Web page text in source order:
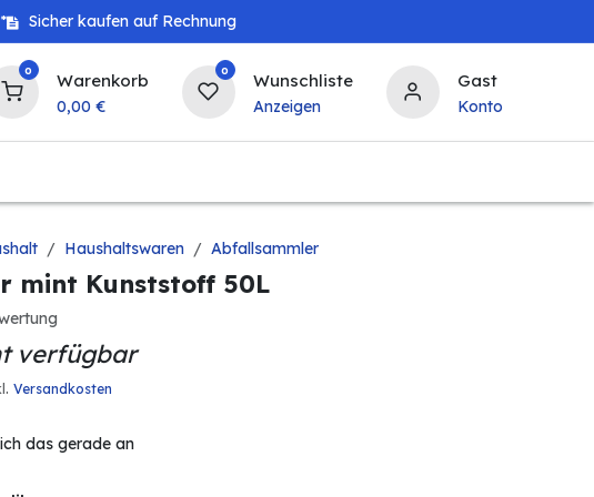
Sicher kaufen auf Rechnung
0 Warenkorb
0,00 €
0 Wunschliste
Anzeigen
Gast
Konto
Haushaltswaren Abfallsammler
mint Kunststoff 50L
verfügbar
. Versandkosten
das gerade an